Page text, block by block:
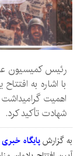
رئیس کمیسیون
با اشاره به
اهمیت
شهادت تأکید کرد.
به گزارشپایگاه